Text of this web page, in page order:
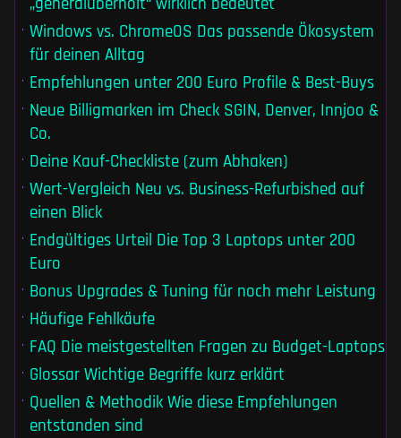
Windows vs. ChromeOS Das passende Ökosystem
für deinen Alltag
Empfehlungen unter 200 Euro Profile & Best-Buys
Neue Billigmarken im Check SGIN, Denver, Innjoo &
Co.
Deine Kauf-Checkliste (zum Abhaken)
Wert-Vergleich Neu vs. Business-Refurbished auf
einen Blick
Endgültiges Urteil Die Top 3 Laptops unter 200
Euro
Bonus Upgrades & Tuning für noch mehr Leistung
Häufige Fehlkäufe
FAQ Die meistgestellten Fragen zu Budget-Laptops
Glossar Wichtige Begriffe kurz erklärt
Quellen & Methodik Wie diese Empfehlungen
entstanden sind